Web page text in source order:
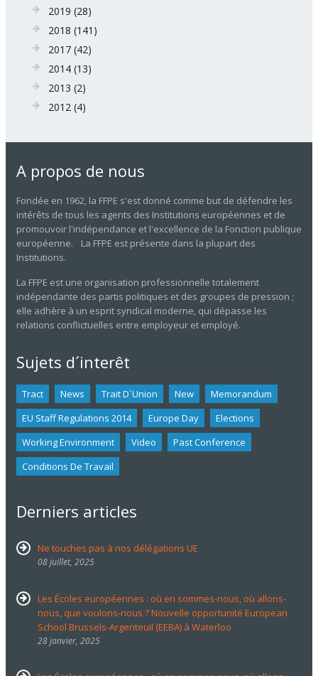
2019 (28)
2018 (141)
2017 (42)
2014 (13)
2013 (2)
2012 (4)
A propos de nous
Fondée en 1962, la FFPE s'est donné comme but de défendre les
intérêts de tous les agents des Institutions européennes et de
promouvoir l'indépendance et l'excellence de la Fonction publique
européenne. La FFPE est présente dans la plupart des
Institutions.
La FFPE est une organisation professionnelle totalement
indépendante des partis politiques et des groupes de pression ;
elle adhère à un esprit syndical moderne, qui dépasse les
relations conflictuelles entre employeur et employé.
Sujets d´interêt
Tract News Trait D´union New
Memorandum
EU Staff Regulations 2014
Europe Day
Elections
Working Environment
Video
Past Conference
Conditions De Travail
Derniers articles
Ne touches pas à nos délégations UE
08 juillet, 2025
Les Écoles européennes : où en sommes-nous, où allons-
nous, que voulons-nous ? Nouvelle opportunité European
School Brussels-Argenteuil (EEBA) à Waterloo
28 janvier, 2025